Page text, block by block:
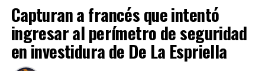
Capturan a francés que intentó
ingresar al perímetro de seguridad
en investidura de De La Espriella